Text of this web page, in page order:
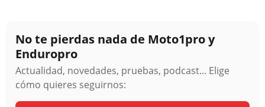
No te pierdas nada de Moto1pro y
Enduropro
Actualidad, novedades, pruebas, podcast... Elige
cómo quieres seguirnos: